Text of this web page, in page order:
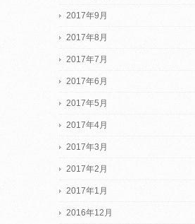
2017年9月
2017年8月
2017年7月
2017年6月
2017年5月
2017年4月
2017年3月
2017年2月
2017年1月
2016年12月